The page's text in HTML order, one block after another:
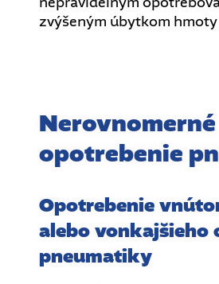
zvýšeným úbytkom
Nerovnomerné
opotrebenie
Opotrebenie
alebo vonkajšieho
pneumatiky